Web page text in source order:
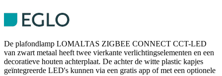
De plafondlamp LOMALTAS ZIGBEE CONNECT CCT-LED
van zwart metaal heeft twee vierkante verlichtingselementen en een
decoratieve houten achterplaat. De achter de witte plastic kapjes
geïntegreerde LED's kunnen via een gratis app of met een optionele